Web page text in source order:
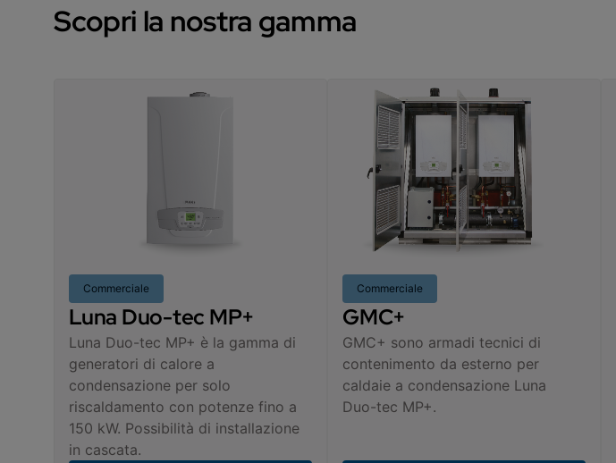
Scopri la nostra gamma
Commerciale
Luna Duo-tec MP+
Luna Duo-tec MP+ è la gamma di
generatori di calore a
condensazione per solo
riscaldamento con potenze fino a
150 kW. Possibilità di installazione
in cascata.
Commerciale
GMC+
GMC+ sono armadi tecnici di
contenimento da esterno per
caldaie a condensazione Luna
Duo-tec MP+.